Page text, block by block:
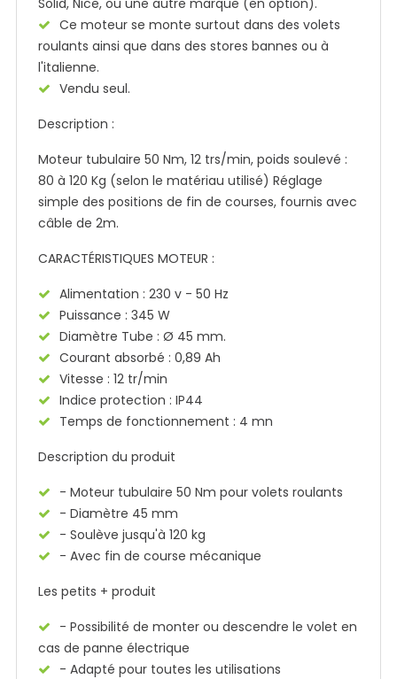
Solid, Nice, ou une autre marque (en option).
Ce moteur se monte surtout dans des volets
roulants ainsi que dans des stores bannes ou à
l'italienne.
Vendu seul.
Description :
Moteur tubulaire 50 Nm, 12 trs/min, poids soulevé :
80 à 120 Kg (selon le matériau utilisé) Réglage
simple des positions de fin de courses, fournis avec
câble de 2m.
CARACTÉRISTIQUES MOTEUR :
Alimentation : 230 v - 50 Hz
Puissance : 345 W
Diamètre Tube : Ø 45 mm.
Courant absorbé : 0,89 Ah
Vitesse : 12 tr/min
Indice protection : IP44
Temps de fonctionnement : 4 mn
Description du produit
- Moteur tubulaire 50 Nm pour volets roulants
- Diamètre 45 mm
- Soulève jusqu'à 120 kg
- Avec fin de course mécanique
Les petits + produit
- Possibilité de monter ou descendre le volet en
cas de panne électrique
- Adapté pour toutes les utilisations